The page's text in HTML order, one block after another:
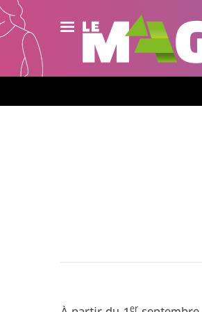
Actualités
Agenda
er